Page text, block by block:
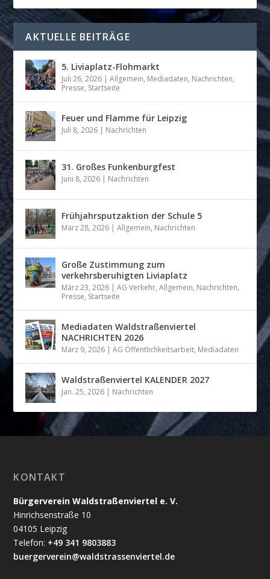
AKTUELLE BEITRÄGE
5. Liviaplatz-Flohmarkt
Juli 26, 2026 |Allgemein, Mediadaten, Nachrichten,
Presse, Startseite
Feuer und Flamme für Leipzig
Juli 8, 2026 | Nachrichten
31. Großes Funkenburgfest
Juni 8, 2026 | Nachrichten
Frühjahrsputzaktion der Schule 5
März 28, 2026 |Allgemein, Nachrichten
Große Zustimmung zum
verkehrsberuhigten Liviaplatz
März 23, 2026 |AG Verkehr,Allgemein, Nachrichten,
Presse, Startseite
Mediadaten Waldstraßenviertel
NACHRICHTEN 2026
März 9, 2026 |AG Öffentlichkeitsarbeit, Mediadaten
Waldstraßenviertel KALENDER 2027
Jan. 25, 2026 | Nachrichten
KONTAKT
Bürgerverein Waldstraßenviertel e. V.
Hinrichsenstraße 10
04105 Leipzig
Telefon: +49 341 9803883
buergerverein@waldstrassenviertel.de